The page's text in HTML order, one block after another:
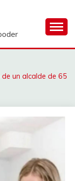
un alcalde de 65